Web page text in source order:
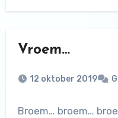
Vroem…
12 oktober 2019
Broem… broem…